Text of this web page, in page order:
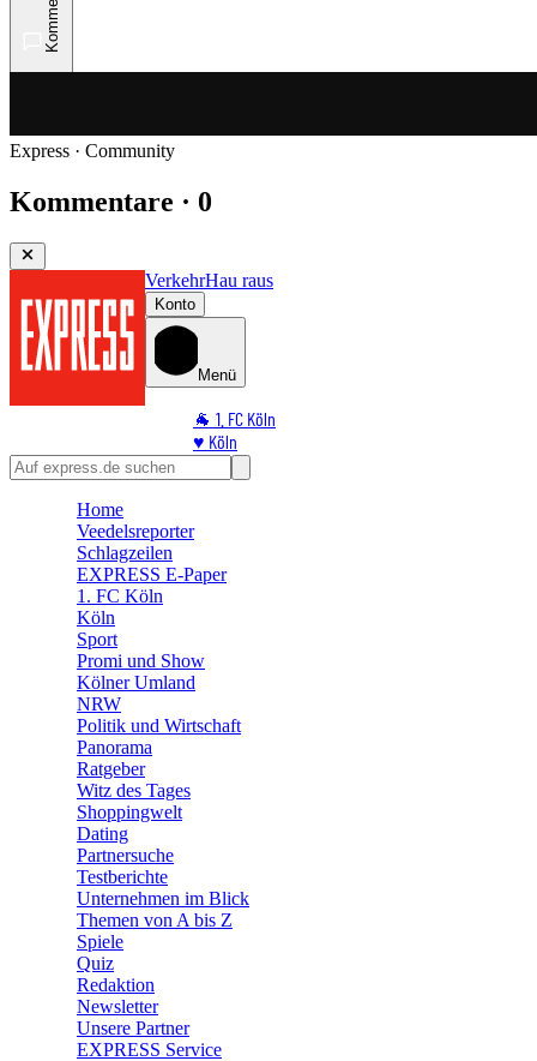
Express · Community
Kommentare · 0
VerkehrHau raus
Konto
Menü
🐐 1. FC Köln
♥️ Köln
⭐ Promi
🛒 Shoppingwelt
Home
Veedelsreporter
Schlagzeilen
EXPRESS E-Paper
1. FC Köln
Köln
Sport
Promi und Show
Kölner Umland
NRW
Politik und Wirtschaft
Panorama
Ratgeber
Witz des Tages
Shoppingwelt
Dating
Partnersuche
Testberichte
Unternehmen im Blick
Themen von A bis Z
Spiele
Quiz
Redaktion
Newsletter
Unsere Partner
EXPRESS Service